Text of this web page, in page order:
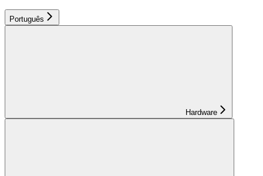
Português
Hardware